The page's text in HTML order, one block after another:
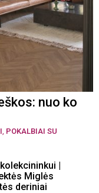
nuo ko
POKALBIAI SU
|
Miglės
deriniai